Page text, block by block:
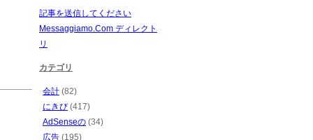
記事を送信してください
Messaggiamo.Com ディレクト
リ
カテゴリ
会計 (82)
にきび (417)
AdSenseの (34)
広告 (195)